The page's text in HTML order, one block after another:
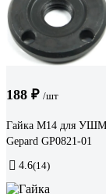
188 ₽ /шт
Гайка М14 для УШМ
Gepard GP0821-01
4.6(14)